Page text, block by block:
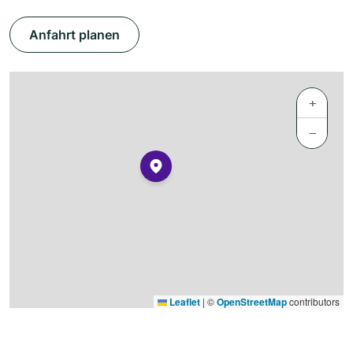
Anfahrt planen
+
−
Leaflet | ©OpenStreetMapcontributors